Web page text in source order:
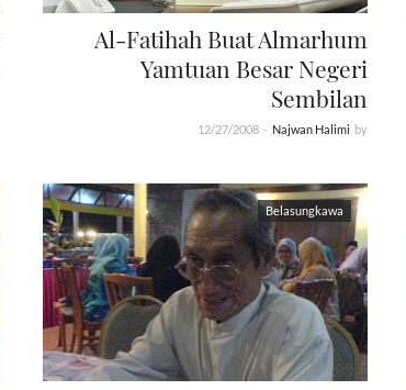
Al-Fatihah Buat Almarhum
Yamtuan Besar Negeri
Sembilan
by
Najwan Halimi
-
12/27/2008
Belasungkawa